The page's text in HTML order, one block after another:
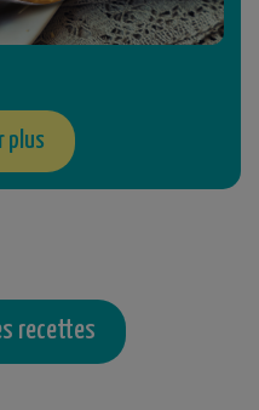
plus
recettes